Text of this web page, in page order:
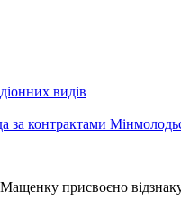
видів
за контрактами
присвоєно